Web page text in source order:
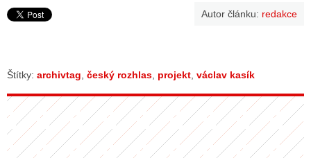
Autor článku: redakce
Štítky: archivtag český rozhlas projekt václav kasík